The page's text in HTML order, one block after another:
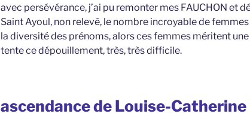
avec persévérance, j’ai pu remonter mes FAUCHON et
Saint Ayoul, non relevé, le nombre incroyable de
la diversité des prénoms, alors ces femmes méritent
tente ce dépouillement, très, très difficile.
ascendance de Louise-Catherine